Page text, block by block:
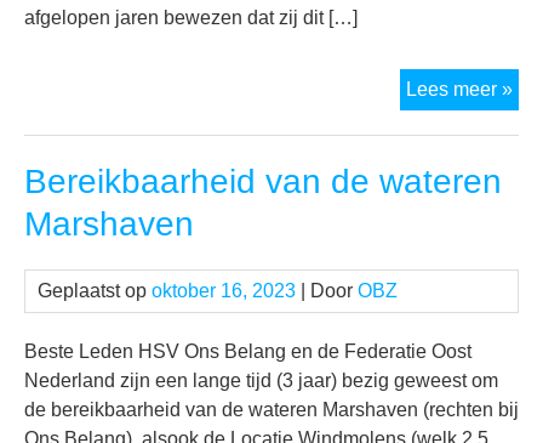
afgelopen jaren bewezen dat zij dit […]
Lees meer »
Bereikbaarheid van de wateren
Marshaven
Geplaatst op oktober 16, 2023 | Door OBZ
Beste Leden HSV Ons Belang en de Federatie Oost
Nederland zijn een lange tijd (3 jaar) bezig geweest om
de bereikbaarheid van de wateren Marshaven (rechten bij
Ons Belang), alsook de Locatie Windmolens (welk 2,5